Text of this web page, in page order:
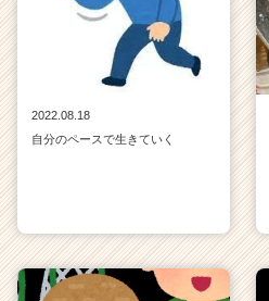
2022.08.18
自分のペースで生きていく